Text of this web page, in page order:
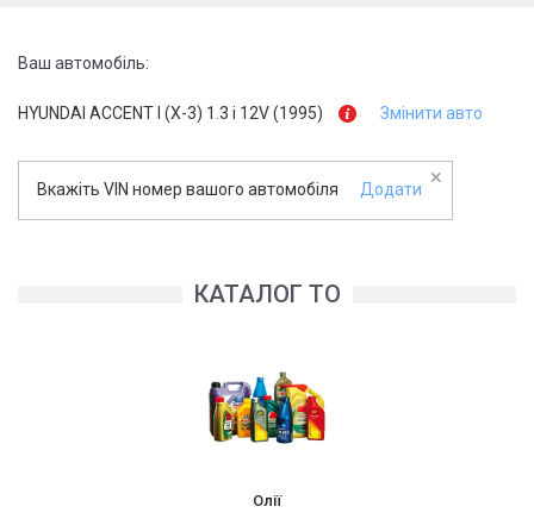
Ваш автомобіль:
HYUNDAI ACCENT I (X-3) 1.3 i 12V (1995) Змінити авто
Вкажіть VIN номер вашого автомобіля Додати
×
КАТАЛОГ ТО
Олії